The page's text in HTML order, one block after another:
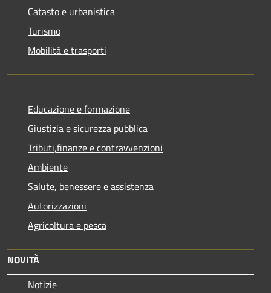
Catasto e urbanistica
Turismo
Mobilità e trasporti
Educazione e formazione
Giustizia e sicurezza pubblica
Tributi,finanze e contravvenzioni
Ambiente
Salute, benessere e assistenza
Autorizzazioni
Agricoltura e pesca
NOVITÀ
Notizie